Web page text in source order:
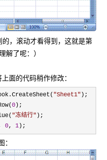
，滚动才看得到，这就是第
解了呢：）
面的代码稍作修改：
"Sheet1" );
0);
"冻结行" );
0, 1);